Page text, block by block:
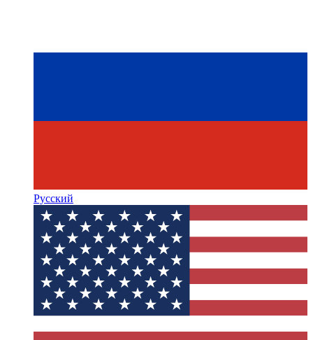
Русский